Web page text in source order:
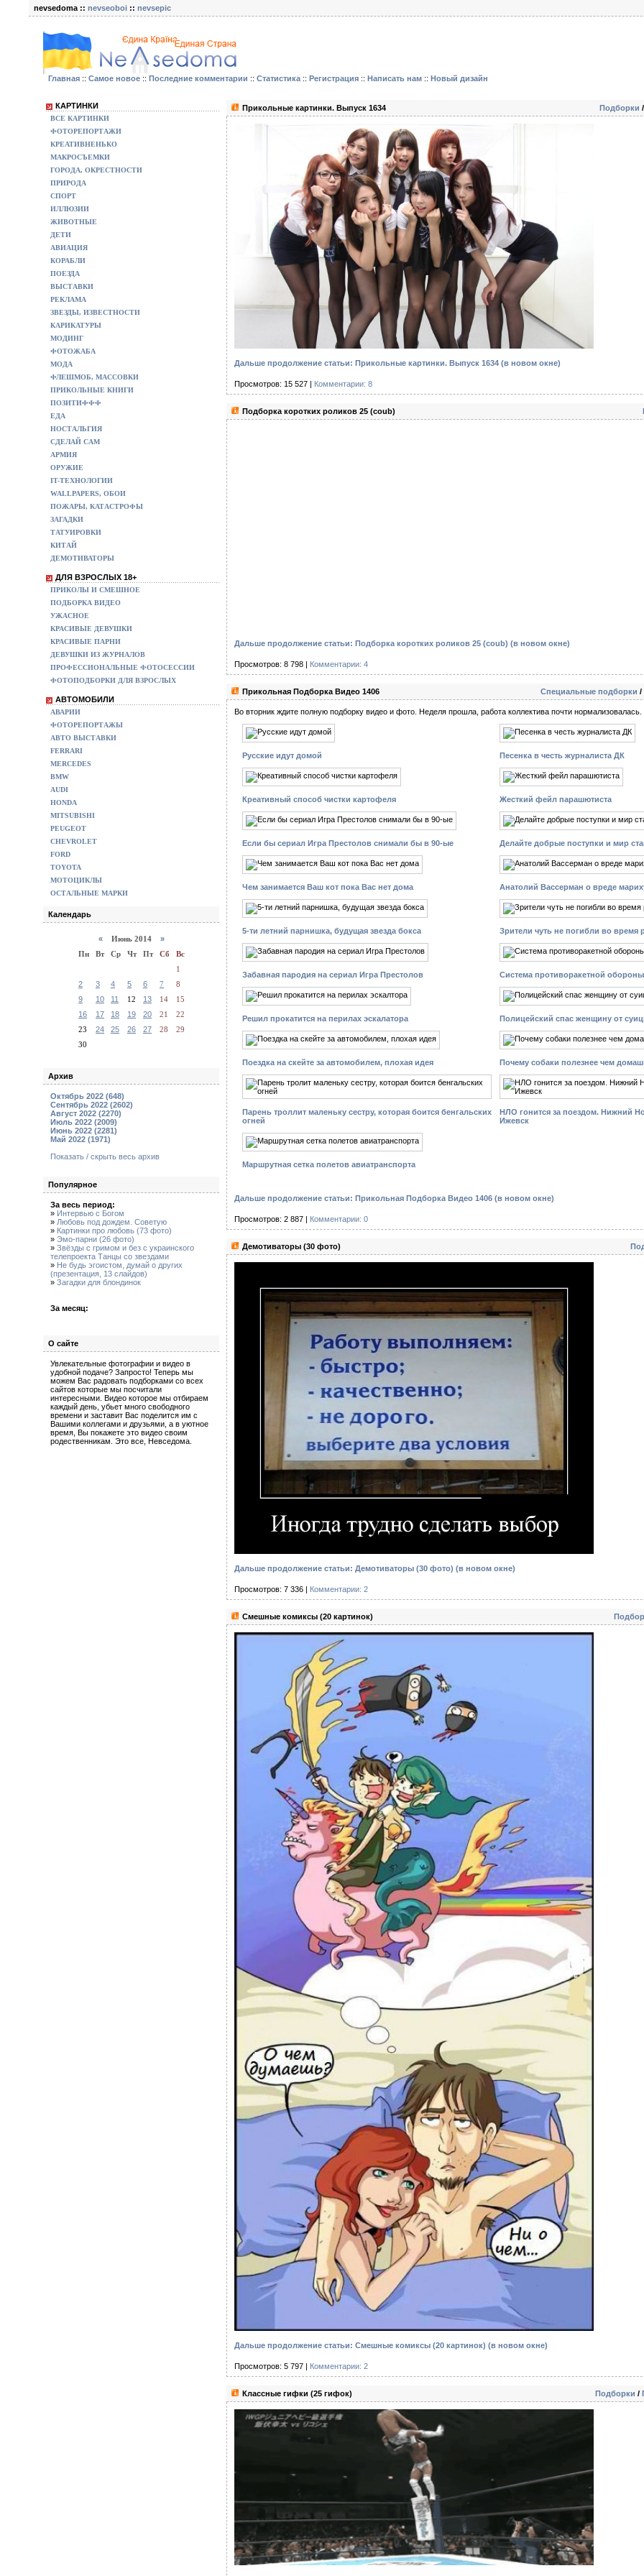
nevsedoma :: nevseoboi :: nevsepic
Главная :: Самое новое :: Последние комментарии :: Статистика :: Регистрация :: Написать нам :: Новый дизайн
КАРТИНКИ
ВСЕ КАРТИНКИ
ФОТОРЕПОРТАЖИ
КРЕАТИВНЕНЬКО
МАКРОСЪЕМКИ
ГОРОДА, ОКРЕСТНОСТИ
ПРИРОДА
СПОРТ
ИЛЛЮЗИИ
ЖИВОТНЫЕ
ДЕТИ
АВИАЦИЯ
КОРАБЛИ
ПОЕЗДА
ВЫСТАВКИ
РЕКЛАМА
ЗВЕЗДЫ, ИЗВЕСТНОСТИ
КАРИКАТУРЫ
МОДИНГ
ФОТОЖАБА
МОДА
ФЛЕШМОБ, МАССОВКИ
ПРИКОЛЬНЫЕ КНИГИ
ПОЗИТИФФФ
ЕДА
НОСТАЛЬГИЯ
СДЕЛАЙ САМ
АРМИЯ
ОРУЖИЕ
IT-ТЕХНОЛОГИИ
WALLPAPERS, ОБОИ
ПОЖАРЫ, КАТАСТРОФЫ
ЗАГАДКИ
ТАТУИРОВКИ
КИТАЙ
ДЕМОТИВАТОРЫ
ДЛЯ ВЗРОСЛЫХ 18+
ПРИКОЛЫ И СМЕШНОЕ
ПОДБОРКА ВИДЕО
УЖАСНОЕ
КРАСИВЫЕ ДЕВУШКИ
КРАСИВЫЕ ПАРНИ
ДЕВУШКИ ИЗ ЖУРНАЛОВ
ПРОФЕССИОНАЛЬНЫЕ ФОТОСЕССИИ
ФОТОПОДБОРКИ ДЛЯ ВЗРОСЛЫХ
АВТОМОБИЛИ
АВАРИИ
ФОТОРЕПОРТАЖЫ
АВТО ВЫСТАВКИ
FERRARI
MERCEDES
BMW
AUDI
HONDA
MITSUBISHI
PEUGEOT
CHEVROLET
FORD
TOYOTA
МОТОЦИКЛЫ
ОСТАЛЬНЫЕ МАРКИ
Календарь
« Июнь 2014 »
Пн
Вт Ср Чт Пт Сб
Вс
1
2
3 4 5 6 7
8
9
10 11 12 13 14
15
16
17 18 19 20 21
22
23
24 25 26 27 28
29
30
Архив
Октябрь 2022 (648)
Сентябрь 2022 (2602)
Август 2022 (2270)
Июль 2022 (2009)
Июнь 2022 (2281)
Май 2022 (1971)
Показать / скрыть весь архив
Популярное
За весь период:
» Интервью с Богом
» Любовь под дождем. Советую
» Картинки про любовь (73 фото)
» Эмо-парни (26 фото)
» Звёзды с гримом и без с украинского
телепроекта Танцы со звездами
» Не будь эгоистом, думай о других
(презентация, 13 слайдов)
» Загадки для блондинок
За месяц:
О сайте
Увлекательные фотографии и видео в
удобной подаче? Запросто! Теперь мы
можем Вас радовать подборками со всех
сайтов которые мы посчитали
интересными. Видео которое мы отбираем
каждый день, убьет много свободного
времени и заставит Вас поделится им с
Вашими коллегами и друзьями, а в уютное
время, Вы покажете это видео своим
родественникам. Это все, Невседома.
Подборки
Прикольные картинки. Выпуск 1634
Дальше продолжение статьи: Прикольные картинки. Выпуск 1634 (в новом окне)
Просмотров: 15 527 | Комментарии: 8
Подборка коротких роликов 25 (coub)
Дальше продолжение статьи: Подборка коротких роликов 25 (coub) (в новом окне)
Просмотров: 8 798 | Комментарии: 4
Специальные подборки /
Прикольная Подборка Видео 1406
Во вторник ждите полную подборку видео и фото. Неделя прошла, работа коллектива почти нормализовалась.
Русские идут домой Песенка в честь журналиста ДК
Креативный способ чистки картофеля Жесткий фейл парашютиста
Если бы сериал Игра Престолов снимали бы в 90-ые Делайте добрые поступки и мир
Чем занимается Ваш кот пока Вас нет дома Анатолий Вассерман о вреде
5-ти летний парнишка, будущая звезда бокса Зрители чуть не погибли во время
Забавная пародия на сериал Игра Престолов Система противоракетной
Решил прокатится на перилах эскалатора Полицейский спас женщину от
Поездка на скейте за автомобилем, плохая идея Почему собаки полезнее чем
Парень троллит маленьку сестру, которая боится бенгальских
огней
НЛО гонится за поездом. Нижний
Ижевск
Маршрутная сетка полетов авиатранспорта
Дальше продолжение статьи: Прикольная Подборка Видео 1406 (в новом окне)
Просмотров: 2 887 | Комментарии: 0
Демотиваторы (30 фото)
Дальше продолжение статьи: Демотиваторы (30 фото) (в новом окне)
Просмотров: 7 336 | Комментарии: 2
Смешные комиксы (20 картинок)
Дальше продолжение статьи: Смешные комиксы (20 картинок) (в новом окне)
Просмотров: 5 797 | Комментарии: 2
Подборки /
Классные гифки (25 гифок)